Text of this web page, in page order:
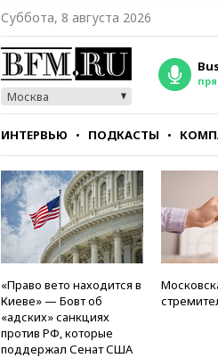
Суббота, 8 августа 2026
Москва
ИНТЕРВЬЮ ПОДКАСТЫ
СТИЛЬ ТЕСТЫ
«Право вето находится в
Киеве» — Бовт об
«адских» санкциях
против РФ, которые
поддержал Сенат США